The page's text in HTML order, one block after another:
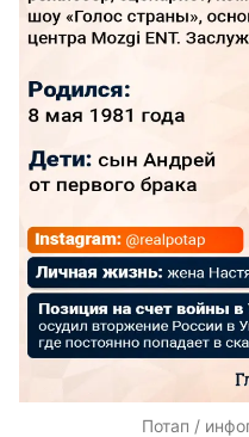
Потап /